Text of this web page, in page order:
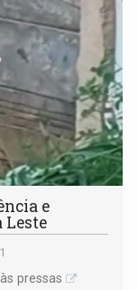
e
Leste
pressas